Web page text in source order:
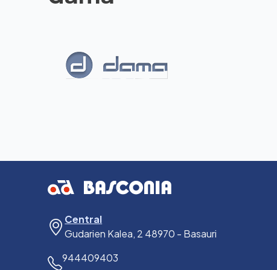
Central
Gudarien Kalea, 2 48970 - Basauri
944409403